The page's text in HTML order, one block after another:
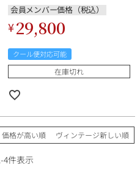
会員メンバー価格（税込）
¥29,800
クール便対応可能
在庫切れ
価格が高い順 ヴィンテージ新しい順
-4件表示